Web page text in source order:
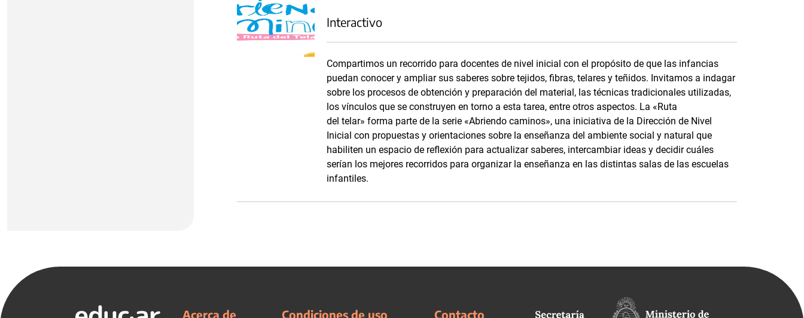
Interactivo
Compartimos un recorrido para docentes de nivel inicial con el propósito de que las infancias
puedan conocer y ampliar sus saberes sobre tejidos, fibras, telares y teñidos. Invitamos a indagar
sobre los procesos de obtención y preparación del material, las técnicas tradicionales utilizadas,
los vínculos que se construyen en torno a esta tarea, entre otros aspectos. La «Ruta
del telar» forma parte de la serie «Abriendo caminos», una iniciativa de la Dirección de Nivel
Inicial con propuestas y orientaciones sobre la enseñanza del ambiente social y natural que
habiliten un espacio de reflexión para actualizar saberes, intercambiar ideas y decidir cuáles
serían los mejores recorridos para organizar la enseñanza en las distintas salas de las escuelas
infantiles.
Acerca de Condiciones de uso Contacto